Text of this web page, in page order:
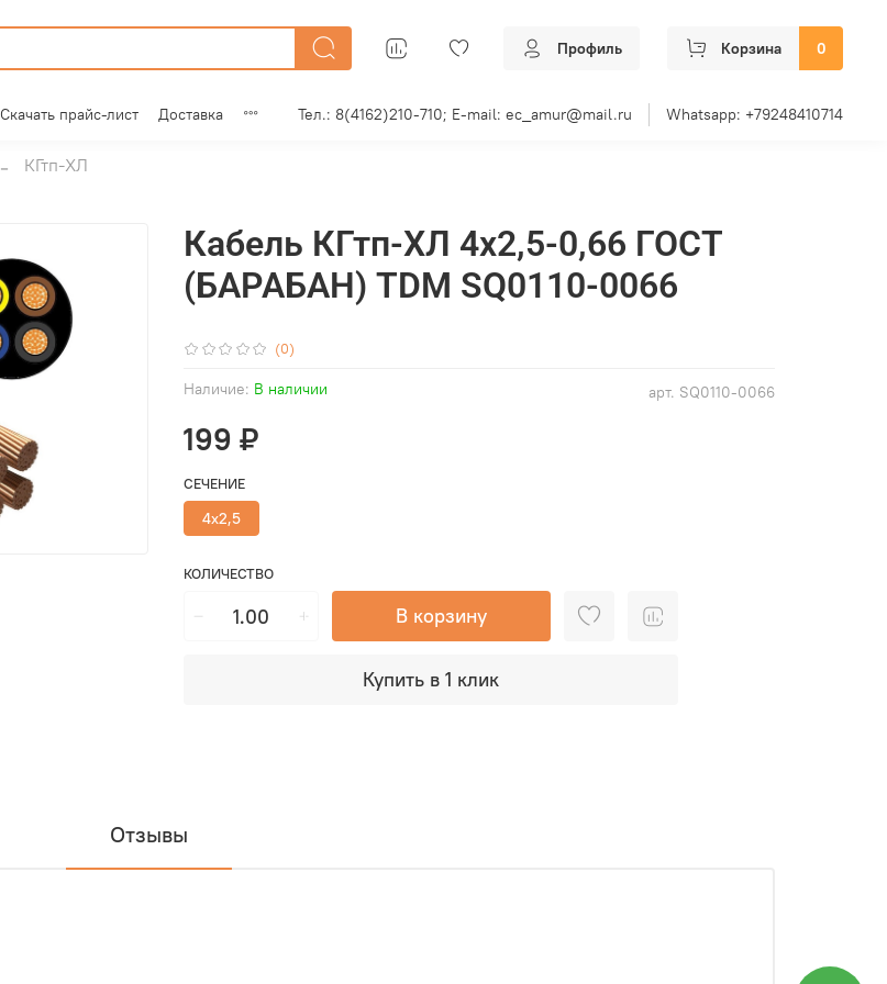
Профиль Корзина 0
Скачать прайс-лист Доставка Тел.: 8(4162)210-710; E-mail: ec_amur@mail.ru Whatsapp: +79248410714
КГтп-ХЛ
(0)
арт. SQ0110-0066
Наличие: В наличии
Кабель КГтп-ХЛ 4х2,5-0,66 ГОСТ
(БАРАБАН) TDM SQ0110-0066
199 ₽
КОЛИЧЕСТВО
В корзину
Купить в 1 клик
СЕЧЕНИЕ
4х2,5
Отзывы